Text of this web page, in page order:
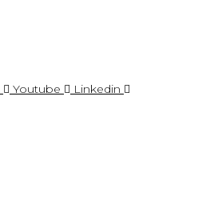
Youtube Linkedin